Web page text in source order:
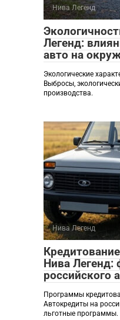
Нива Легенд
Легенд:
авто на
Экологические
Выбросы,
производства.
Нива Легенд
Нива Легенд:
российского
Программы
Автокредиты на
льготные программы.